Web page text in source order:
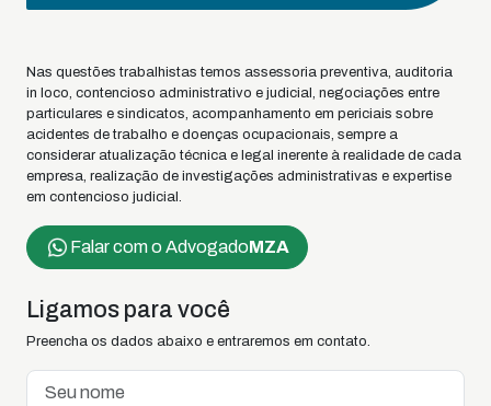
Nas questões trabalhistas temos assessoria preventiva, auditoria
in loco, contencioso administrativo e judicial, negociações entre
particulares e sindicatos, acompanhamento em periciais sobre
acidentes de trabalho e doenças ocupacionais, sempre a
considerar atualização técnica e legal inerente à realidade de cada
empresa, realização de investigações administrativas e expertise
em contencioso judicial.
Falar com o AdvogadoMZA
Ligamos para você
Preencha os dados abaixo e entraremos em contato.